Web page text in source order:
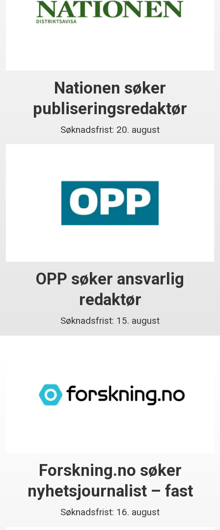
Nationen søker
publiseringsredaktør
Søknadsfrist: 20. august
OPP søker ansvarlig
redaktør
Søknadsfrist: 15. august
Forskning.no søker
nyhetsjournalist – fast
Søknadsfrist: 16. august